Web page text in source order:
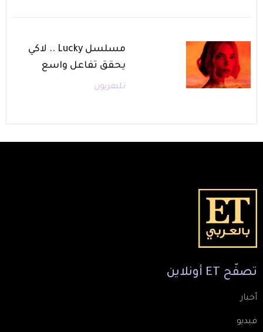
مسلسل Lucky .. لاكي
يحقق تفاعل واسع
تليفزيون
تصفّح ET أونلاين
أخبار
فيديو